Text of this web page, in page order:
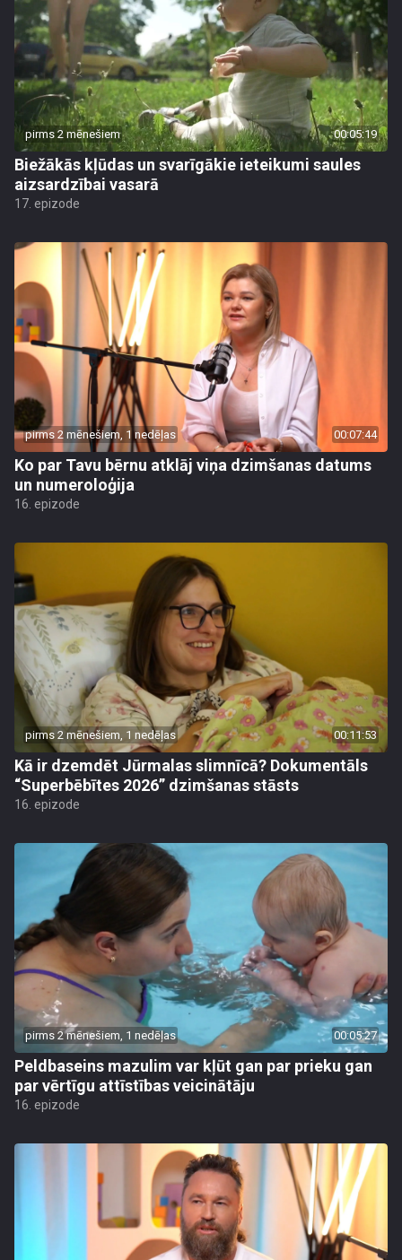
pirms 2 mēnešiem 00:05:19
Biežākās kļūdas un svarīgākie ieteikumi saules
aizsardzībai vasarā
17. epizode
pirms 2 mēnešiem, 1 nedēļas 00:07:44
Ko par Tavu bērnu atklāj viņa dzimšanas datums
un numeroloģija
16. epizode
pirms 2 mēnešiem, 1 nedēļas 00:11:53
Kā ir dzemdēt Jūrmalas slimnīcā? Dokumentāls
“Superbēbītes 2026” dzimšanas stāsts
16. epizode
pirms 2 mēnešiem, 1 nedēļas 00:05:27
Peldbaseins mazulim var kļūt gan par prieku gan
par vērtīgu attīstības veicinātāju
16. epizode